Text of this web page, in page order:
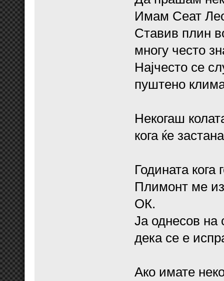
Имам Сеат
Ставив плин
многу често
Најчесто се
пуштено
Некогаш
кога ќе
Годината кога
Плимонт ме
ОК.
Ја однесов на
дека се е
Ако имате